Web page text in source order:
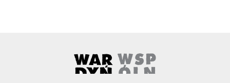
Wardyński i Wspólnicy